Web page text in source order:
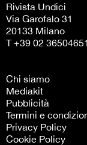
Rivista Undici
Via Garofalo 31
20133 Milano
T +39 02 36504651
Chi siamo
Mediakit
Pubblicità
Termini e
Privacy Policy
Cookie Policy